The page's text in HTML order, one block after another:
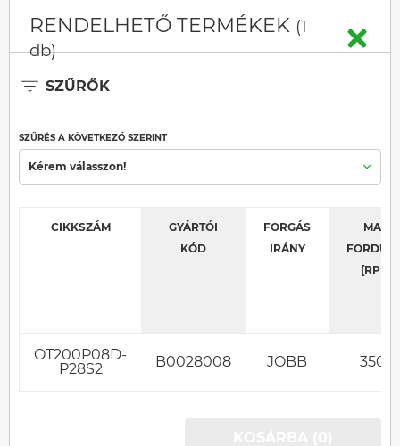
RENDELHETŐ TERMÉKEK (1
db)
SZŰRŐK
SZŰRÉS A KÖVETKEZŐ SZERINT
Kérem válasszon!
CIKKSZÁM
GYÁRTÓI
KÓD
FORGÁS
IRÁNY
MAX.
[RPM]
OT200P08D-
P28S2
B0028008 JOBB 3500